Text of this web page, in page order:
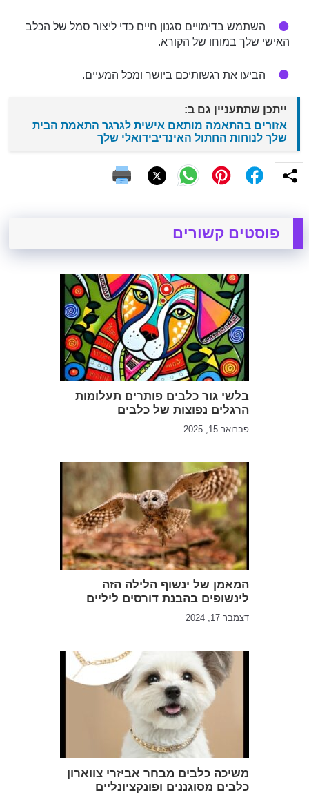
השתמש בדימויים סגנון חיים כדי ליצור סמל של הכלב
האישי שלך במוחו של הקורא.
הביעו את רגשותיכם ביושר ומכל המעיים.
ייתכן שתתעניין גם ב:
אזורים בהתאמה מותאם אישית לגרגר התאמת הבית
שלך לנוחות החתול האינדיבידואלי שלך
פוסטים קשורים
בלשי גור כלבים פותרים תעלומות
הרגלים נפוצות של כלבים
פברואר 15, 2025
המאמן של ינשוף הלילה הזה
לינשופים בהבנת דורסים ליליים
דצמבר 17, 2024
משיכה כלבים מבחר אביזרי צווארון
כלבים מסוגננים ופונקציונליים